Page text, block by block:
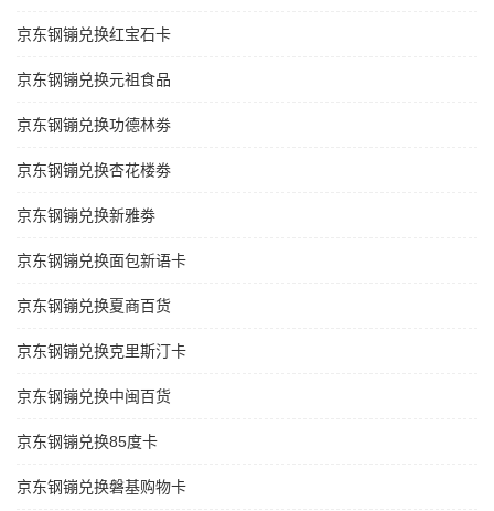
京东钢镚兑换红宝石卡
京东钢镚兑换元祖食品
京东钢镚兑换功德林劵
京东钢镚兑换杏花楼劵
京东钢镚兑换新雅劵
京东钢镚兑换面包新语卡
京东钢镚兑换夏商百货
京东钢镚兑换克里斯汀卡
京东钢镚兑换中闽百货
京东钢镚兑换85度卡
京东钢镚兑换磐基购物卡